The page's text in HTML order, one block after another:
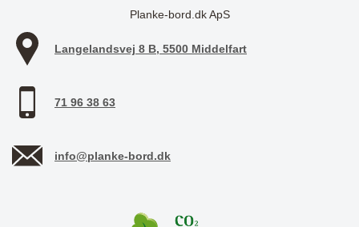
Planke-bord.dk ApS
Langelandsvej 8 B, 5500 Middelfart
71 96 38 63
info@planke-bord.dk